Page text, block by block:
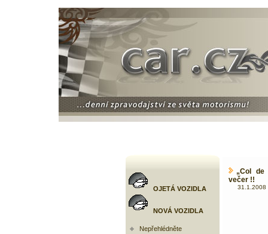
OJETÁ VOZIDLA
NOVÁ VOZIDLA
Nepřehlédněte
„Col de
večer !!
31.1.2008